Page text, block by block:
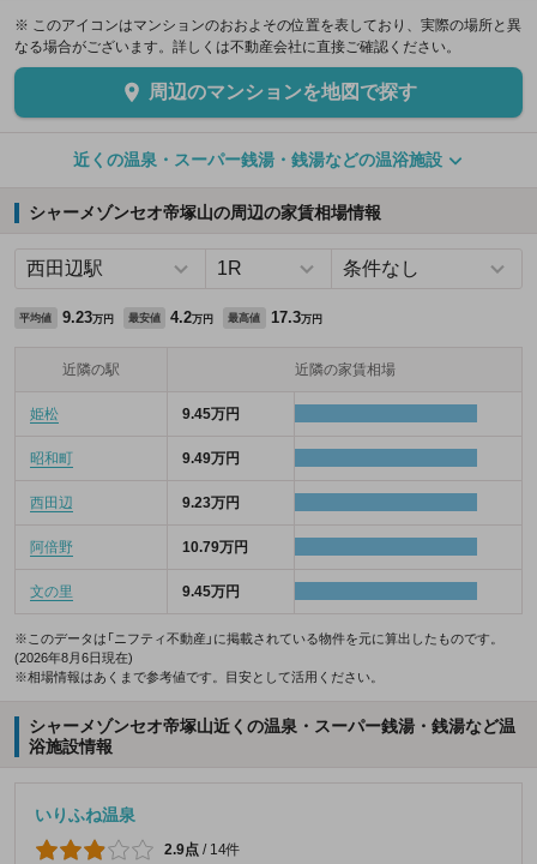
※ このアイコンはマンションのおおよその位置を表しており、実際の場所と異
なる場合がございます。詳しくは不動産会社に直接ご確認ください。
周辺のマンションを地図で探す
近くの温泉・スーパー銭湯・銭湯などの温浴施設
シャーメゾンセオ帝塚山の周辺の家賃相場情報
平均値 9.23万円 最安値 4.2万円 最高値 17.3万円
近隣の駅 近隣の家賃相場
姫松 9.45万円
昭和町 9.49万円
西田辺 9.23万円
阿倍野 10.79万円
文の里 9.45万円
※このデータは「ニフティ不動産」に掲載されている物件を元に算出したものです。
(2026年8月6日現在)
※相場情報はあくまで参考値です。目安として活用ください。
シャーメゾンセオ帝塚山近くの温泉・スーパー銭湯・銭湯など温
浴施設情報
いりふね温泉
2.9点 / 14件